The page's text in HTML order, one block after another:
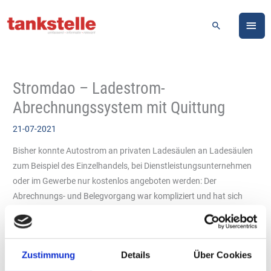
Zustimmung Details Über Cookies
Inhalt
Suchen
Stromdao – Ladestrom-
Abrechnungssystem mit Quittung
21-07-2021
Bisher konnte Autostrom an privaten Ladesäulen an Ladesäulen
zum Beispiel des Einzelhandels, bei Dienstleistungsunternehmen
oder im Gewerbe nur kostenlos angeboten werden: Der
Abrechnungs- und Belegvorgang war kompliziert und hat sich
Werbungskosten absetzen oder auf ihre Leistungen umlegen.
Quittung für Endkunden entwickelt. „Wir haben lange getüftelt,